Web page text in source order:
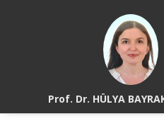
Prof. Dr. HÜLYA